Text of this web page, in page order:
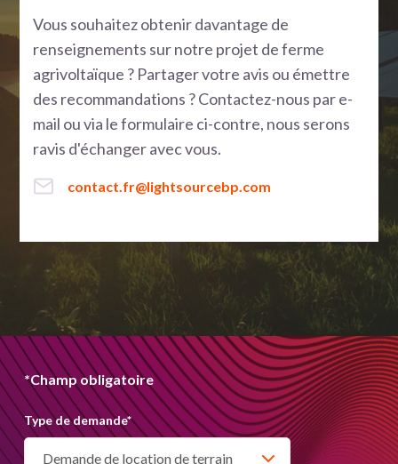
Vous souhaitez obtenir davantage de
renseignements sur notre projet de ferme
agrivoltaïque ? Partager votre avis ou émettre
des recommandations ? Contactez-nous par e-
mail ou via le formulaire ci-contre, nous serons
ravis d'échanger avec vous.
contact.fr@lightsourcebp.com
*Champ obligatoire
Type de demande*